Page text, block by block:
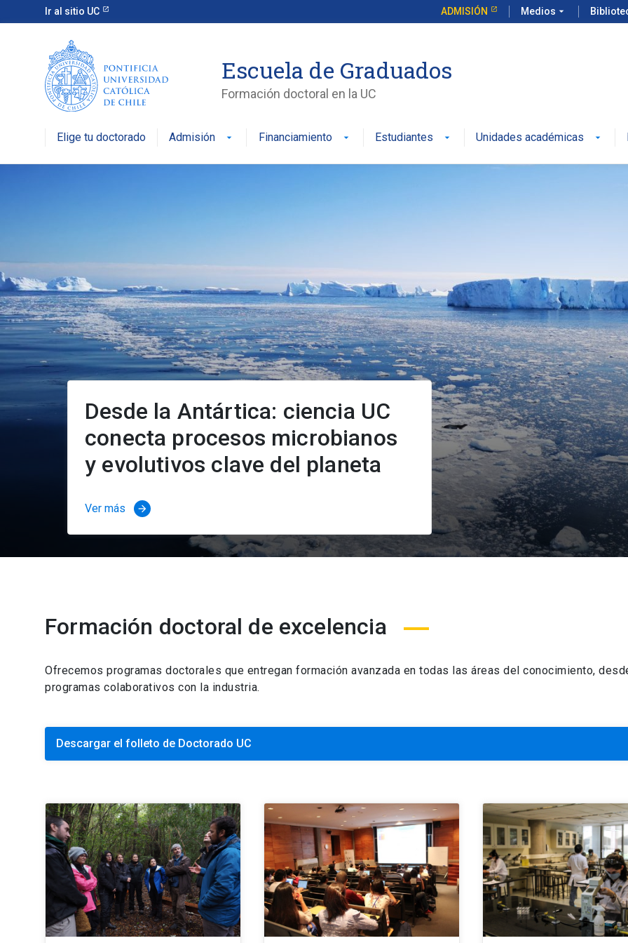
Escuela de Graduados
Ir al sitio UC ADMISIÓN Medios arrow_drop_down
Escuela de Graduados
Formación doctoral en la UC
Elige tu doctorado Admisión Financiamiento Estudiantes Unidades académicas
Desde la Antártica: ciencia UC
conecta procesos microbianos
y evolutivos clave del planeta
Ver más arrow_forward
Formación doctoral de excelencia
Ofrecemos programas doctorales que entregan formación avanzada en todas las áreas del conocimiento,
programas colaborativos con la industria.
Descargar el folleto de Doctorado UC